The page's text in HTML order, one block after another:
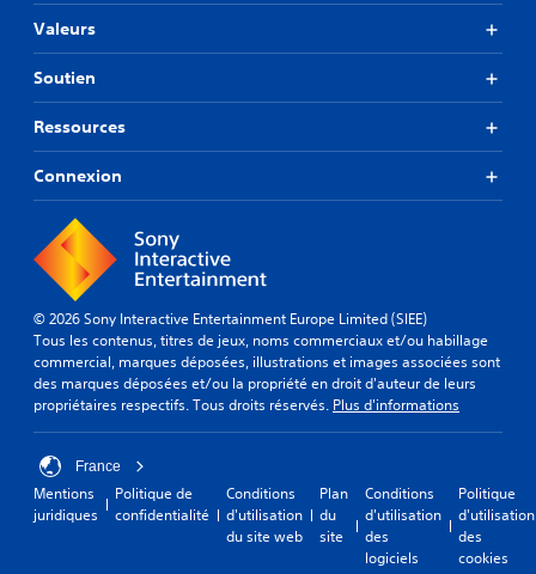
Valeurs
Soutien
Ressources
Connexion
© 2026 Sony Interactive Entertainment Europe Limited (SIEE)
Tous les contenus, titres de jeux, noms commerciaux et/ou habillage
commercial, marques déposées, illustrations et images associées sont
des marques déposées et/ou la propriété en droit d'auteur de leurs
propriétaires respectifs. Tous droits réservés. Plus d'informations
France
Mentions
juridiques
Politique de
confidentialité
Conditions
d'utilisation
du site web
Plan
du
site
Conditions
d'utilisation
des
logiciels
Politique
d'utilisation
des
cookies